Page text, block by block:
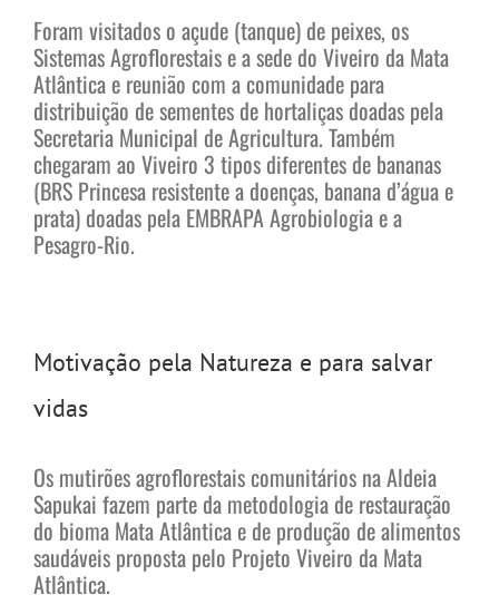
Foram visitados o açude (tanque) de peixes, os
Sistemas Agroflorestais e a sede do Viveiro da Mata
Atlântica e reunião com a comunidade para
distribuição de sementes de hortaliças doadas pela
Secretaria Municipal de Agricultura. Também
chegaram ao Viveiro 3 tipos diferentes de bananas
(BRS Princesa resistente a doenças, banana d’água e
prata) doadas pela EMBRAPA Agrobiologia e a
Pesagro-Rio.
Motivação pela Natureza e para salvar
vidas
Os mutirões agroflorestais comunitários na Aldeia
Sapukai fazem parte da metodologia de restauração
do bioma Mata Atlântica e de produção de alimentos
saudáveis proposta pelo Projeto Viveiro da Mata
Atlântica.